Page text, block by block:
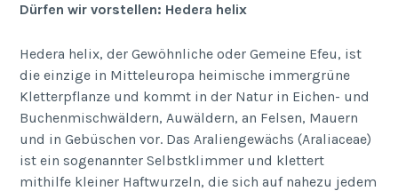
Dürfen wir vorstellen: Hedera helix
Hedera helix, der Gewöhnliche oder Gemeine Efeu, ist
die einzige in Mitteleuropa heimische immergrüne
Kletterpflanze und kommt in der Natur in Eichen- und
Buchenmischwäldern, Auwäldern, an Felsen, Mauern
und in Gebüschen vor. Das Araliengewächs (Araliaceae)
ist ein sogenannter Selbstklimmer und klettert
mithilfe kleiner Haftwurzeln, die sich auf nahezu jedem